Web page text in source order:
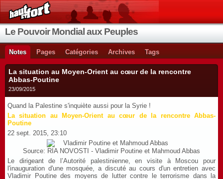
Le Pouvoir Mondial aux Peuples
Notes Pages Catégories Archives Tags
La situation au Moyen-Orient au cœur de la rencontre
Abbas-Poutine
23/09/2015
Quand la Palestine s'inquiète aussi pour la Syrie !
La situation au Moyen-Orient au cœur de la rencontre Abbas-
Poutine
22 sept. 2015, 23:10
Source: RIA NOVOSTI - Vladimir Poutine et Mahmoud Abbas
Le dirigeant de l’Autorité palestinienne, en visite à Moscou pour
l'inauguration d'une mosquée, a discuté au cours d'un entretien avec
Vladimir Poutine des moyens de lutter contre le terrorisme dans la